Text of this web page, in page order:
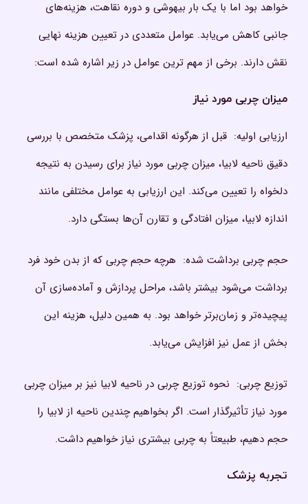
خواهد بود اما با یک بار بیهوشی و دوره نقاهت، هزینه‌های
جانبی کاهش می‌یابد. عوامل متعددی در تعیین هزینه نهایی
نقش دارند. برخی از مهم ترین عوامل در زیر اشاره شده است:
میزان چربی مورد نیاز
ارزیابی اولیه: قبل از هرگونه اقدامی، پزشک متخصص با بررسی
دقیق ناحیه لابیا، میزان چربی مورد نیاز برای رسیدن به نتیجه
دلخواه را تعیین می‌کند. این ارزیابی به عوامل مختلفی مانند
اندازه لابیا، میزان افتادگی و تقارن آن‌ها بستگی دارد.
حجم چربی برداشت شده: هرچه حجم چربی که از بدن خود فرد
برداشت می‌شود بیشتر باشد، مراحل پردازش و آماده‌سازی آن
پیچیده‌تر و زمان‌برتر خواهد بود. به همین دلیل، هزینه این
بخش از عمل نیز افزایش می‌یابد.
توزیع چربی: نحوه توزیع چربی در ناحیه لابیا نیز بر میزان چربی
مورد نیاز تأثیرگذار است. اگر بخواهیم چندین ناحیه از لابیا را
حجم دهیم، طبیعتاً به چربی بیشتری نیاز خواهیم داشت.
تجربه پزشک